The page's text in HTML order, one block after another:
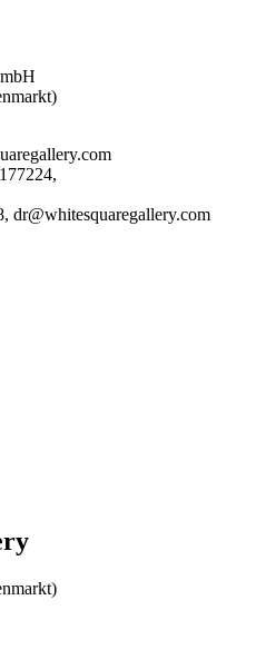
dr@whitesquaregallery.com